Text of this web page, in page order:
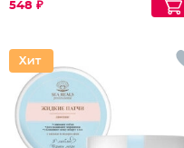
548 ₽